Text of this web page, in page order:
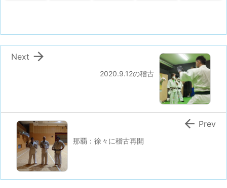
2020.9.12の稽古

Next
那覇：徐々に稽古再開
 Prev